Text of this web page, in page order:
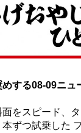
する08-09ニュ
をスピード、
ずつ試乗した